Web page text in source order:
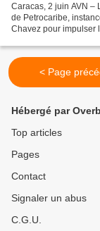
Caracas, 2 juin AVN –
de Petrocaribe,
Chavez pour impulser
< Page
Hébergé par
Top articles
Pages
Contact
Signaler un abus
C.G.U.